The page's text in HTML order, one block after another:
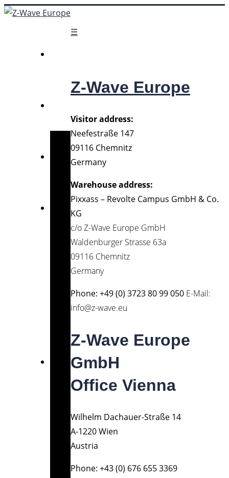
☰
Z-Wave Europe
Visitor address:
Neefestraße 147
09116 Chemnitz
Germany
Warehouse address:
Pixxass – Revolte Campus GmbH & Co.
KG
c/o Z-Wave Europe GmbH
Waldenburger Strasse 63a
09116 Chemnitz
Germany
Phone: +49 (0) 3723 80 99 050 E-Mail:
info@z-wave.eu
Z-Wave Europe
GmbH
Office Vienna
Wilhelm Dachauer-Straße 14
A-1220 Wien
Austria
Phone: +43 (0) 676 655 3369